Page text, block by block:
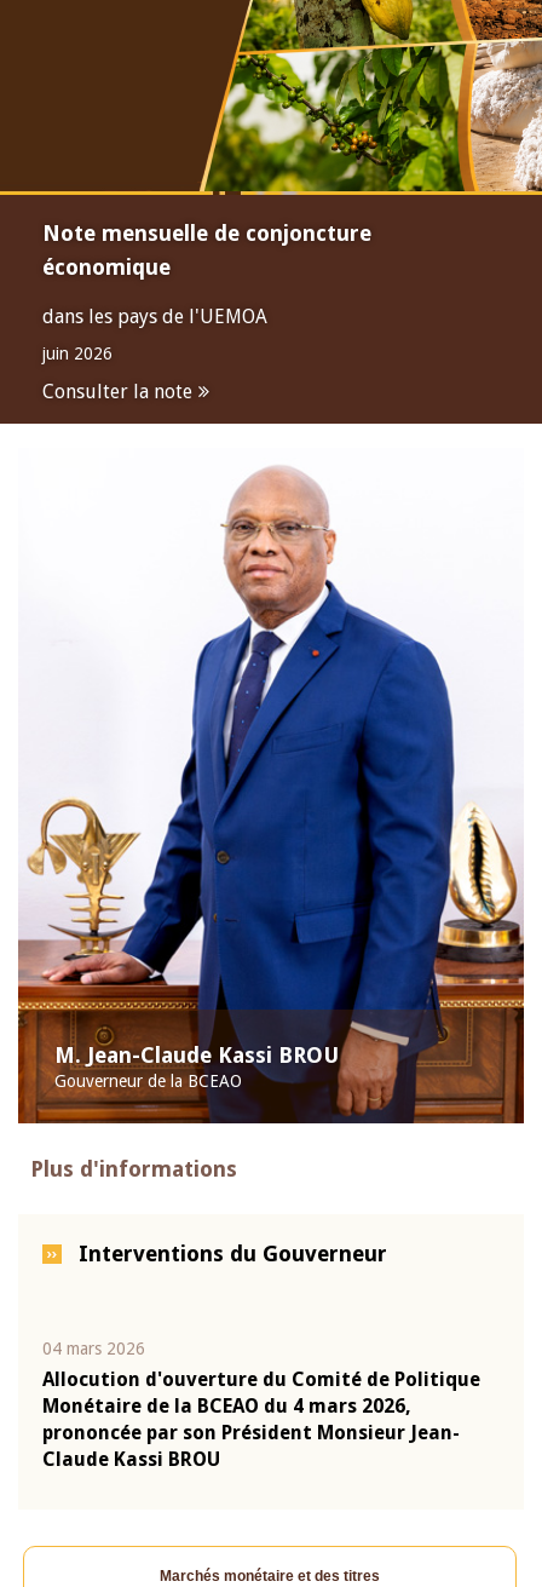
Note mensuelle de conjoncture
économique
dans les pays de l'UEMOA
juin 2026
Consulter la note
M. Jean-Claude Kassi BROU
Gouverneur de la BCEAO
Plus d'informations
Interventions du Gouverneur
04 mars 2026
Allocution d'ouverture du Comité de Politique
Monétaire de la BCEAO du 4 mars 2026,
prononcée par son Président Monsieur Jean-
Claude Kassi BROU
Marchés monétaire et des titres